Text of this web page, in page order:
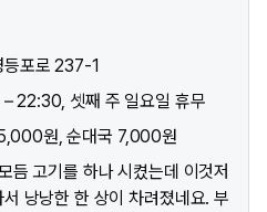
등포로 237-1​
22:30, 셋째 주 일요일 휴무
원, 순대국 7,000원
듬 고기를 하나 시켰는데 이것저
낭낭한 한 상이 차려졌네요. 부